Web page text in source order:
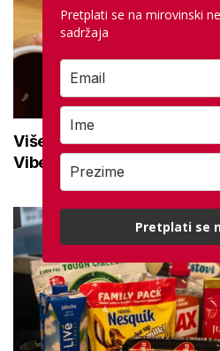
Više od 10.500 korisnika
Viberu: Uključite se i
Pretplati se na mirovinski
sadržaja
Pretplati se